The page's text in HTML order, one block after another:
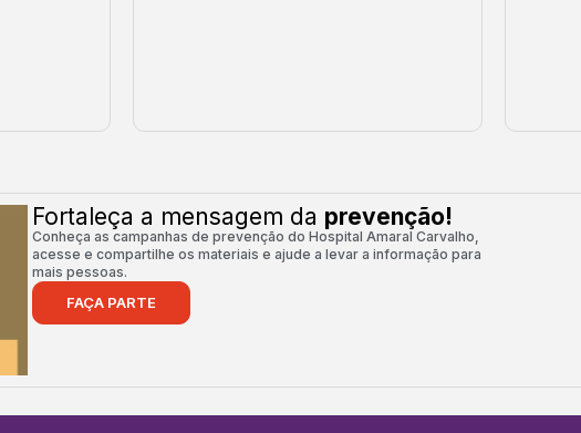
Fortaleça a mensagem da prevenção!
Conheça as campanhas de prevenção do Hospital Amaral Carvalho,
acesse e compartilhe os materiais e ajude a levar a informação para
mais pessoas.
FAÇA PARTE